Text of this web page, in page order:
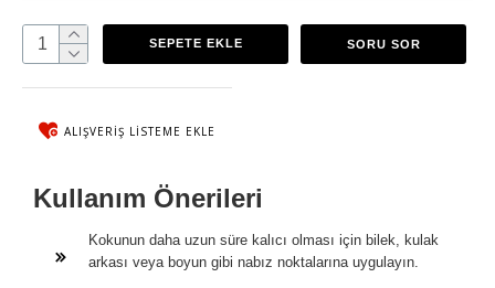
SEPETE EKLE SORU SOR
ALIŞVERIŞ LISTEME EKLE
Kullanım Önerileri
Kokunun daha uzun süre kalıcı olması için bilek, kulak
arkası veya boyun gibi nabız noktalarına uygulayın.